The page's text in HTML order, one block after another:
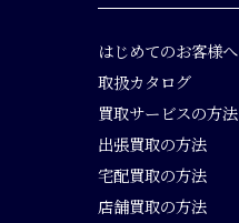
はじめてのお客様へ
取扱カタログ
買取サービスの方法
出張買取の方法
宅配買取の方法
店舗買取の方法